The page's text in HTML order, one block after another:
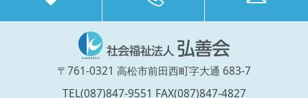
〒761-0321 高松市前田西町字大通 683-7
TEL(087)847-9551 FAX(087)847-4827